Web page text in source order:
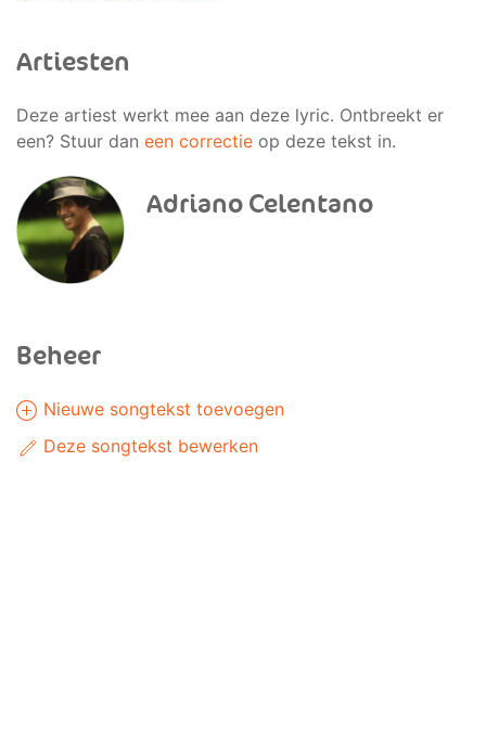
Artiesten
Deze artiest werkt mee aan deze lyric. Ontbreekt er
een? Stuur dan een correctie op deze tekst in.
Adriano Celentano
Beheer
Nieuwe songtekst toevoegen
Deze songtekst bewerken